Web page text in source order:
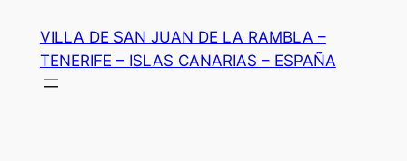
contenido
VILLA DE SAN JUAN DE LA RAMBLA –
TENERIFE – ISLAS CANARIAS – ESPAÑA